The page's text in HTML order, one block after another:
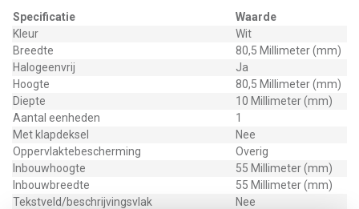
Specificatie
Waarde
Kleur
Wit
Breedte
80,5 Millimeter (mm)
Halogeenvrij
Ja
Hoogte
80,5 Millimeter (mm)
Diepte
10 Millimeter (mm)
Aantal eenheden
1
Met klapdeksel
Nee
Oppervlaktebescherming
Overig
Inbouwhoogte
55 Millimeter (mm)
Inbouwbreedte
55 Millimeter (mm)
Tekstveld/beschrijvingsvlak
Nee